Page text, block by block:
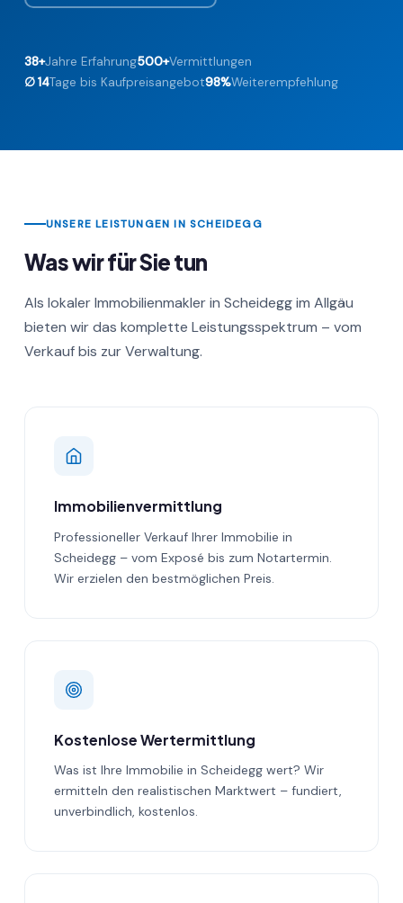
38+Jahre Erfahrung500+Vermittlungen
∅ 14Tage bis Kaufpreisangebot98%Weiterempfehlung
UNSERE LEISTUNGEN IN SCHEIDEGG
Was wir für Sie tun
Als lokaler Immobilienmakler in Scheidegg im Allgäu
bieten wir das komplette Leistungsspektrum – vom
Verkauf bis zur Verwaltung.
Immobilienvermittlung
Professioneller Verkauf Ihrer Immobilie in
Scheidegg – vom Exposé bis zum Notartermin.
Wir erzielen den bestmöglichen Preis.
Kostenlose Wertermittlung
Was ist Ihre Immobilie in Scheidegg wert? Wir
ermitteln den realistischen Marktwert – fundiert,
unverbindlich, kostenlos.